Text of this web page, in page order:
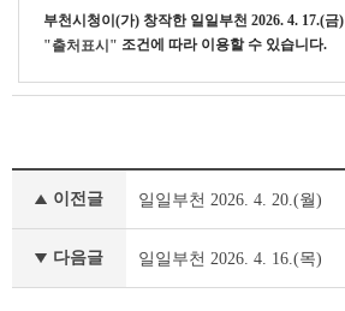
부천시청이(가) 창작한 일일부천 2026. 4. 17.(금)
"출처표시" 조건에 따라 이용할 수 있습니다.
부
이전글 일일부천 2026. 4. 20.(월)
다음글 일일부천 2026. 4. 16.(목)